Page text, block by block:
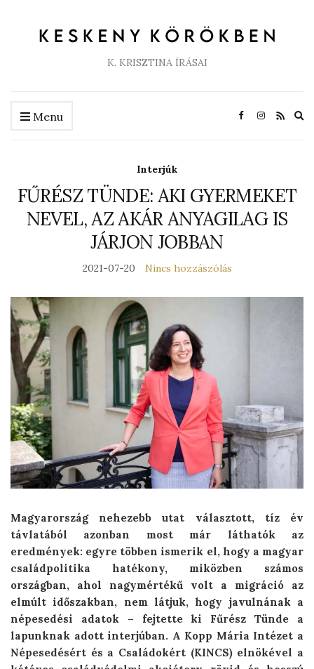
K. KRISZTINA ÍRÁSAI
Menu
Interjúk
FŰRÉSZ TÜNDE: AKI GYERMEKET
NEVEL, AZ AKÁR ANYAGILAG IS
JÁRJON JOBBAN
2021-07-20 Nincs hozzászólás
Magyarország nehezebb utat választott, tíz év
távlatából azonban most már láthatók az
eredmények: egyre többen ismerik el, hogy a magyar
családpolitika hatékony, miközben számos
országban, ahol nagymértékű volt a migráció az
elmúlt időszakban, nem látjuk, hogy javulnának a
népesedési adatok – fejtette ki Fűrész Tünde a
lapunknak adott interjúban. A Kopp Mária Intézet a
Népesedésért és a Családokért (KINCS) elnökével a